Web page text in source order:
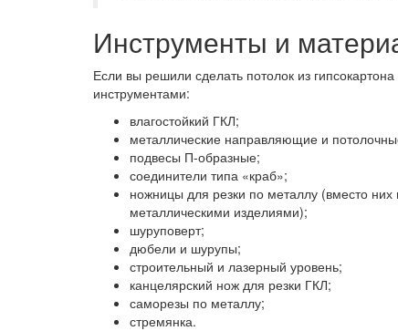
Инструменты и
Если вы решили сделать потолок из
инструментами:
влагостойкий ГКЛ;
металлические направляющие и
подвесы П-образные;
соединители типа «краб»;
ножницы для резки по металлу (вместо
металлическими изделиями);
шуруповерт;
дюбели и шурупы;
строительный и лазерный уровень;
канцелярский нож для резки ГКЛ;
саморезы по металлу;
стремянка.